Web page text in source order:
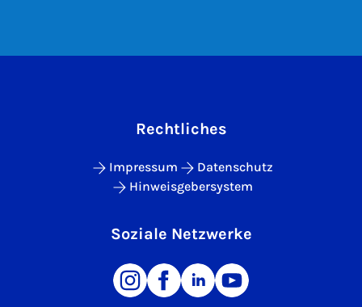
Rechtliches
Impressum
Datenschutz
Hinweisgebersystem
Soziale Netzwerke